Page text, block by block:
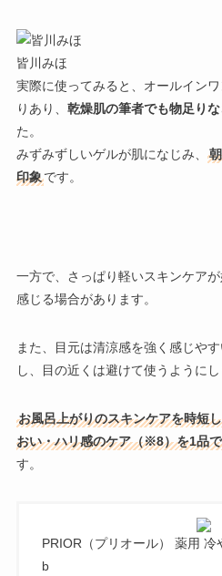
皆川みほ
実際に使ってみると、オールイン
りあり、 乾燥肌の筆者でも物足り
た。
みずみずしいゲルが肌になじみ、
印象です。
一方で、さっぱり軽いスキンケア
感じる場合があります。
また、目元は清涼感を強く感じや
し、目の近くは避けて使うようにし
お風呂上がりのスキンケアを時短
おい・ハリ感のケア（※8）を1品
す。
PRIOR（プリオール） 薬用
b